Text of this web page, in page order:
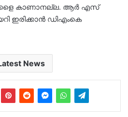
കാണാനല്ല. ആർ എസ്
ഇരിക്കാൻ ഡിഎംകെ
News